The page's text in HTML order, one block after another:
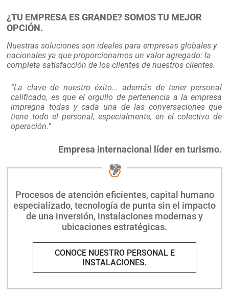
¿TU EMPRESA ES GRANDE?SOMOS TU MEJOR
OPCIÓN.
Nuestras soluciones son ideales para empresas globales y
nacionales ya que proporcionamos un valor agregado: la
completa satisfacción de los clientes de nuestros clientes.
“La clave de nuestro éxito... además de tener personal
calificado, es que el orgullo de pertenencia a la empresa
impregna todas y cada una de las conversaciones que
tiene todo el personal, especialmente, en el colectivo de
operación.”
Empresa internacional líder en turismo.
Procesos de atención eficientes, capital humano
especializado, tecnología de punta sin el impacto
de una inversión, instalaciones modernas y
ubicaciones estratégicas.
CONOCE NUESTRO PERSONAL E
INSTALACIONES.